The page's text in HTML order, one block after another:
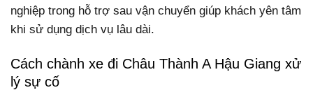
nghiệp trong hỗ trợ sau vận chuyển giúp khách yên tâm
khi sử dụng dịch vụ lâu dài.
Cách chành xe đi Châu Thành A Hậu Giang xử
lý sự cố